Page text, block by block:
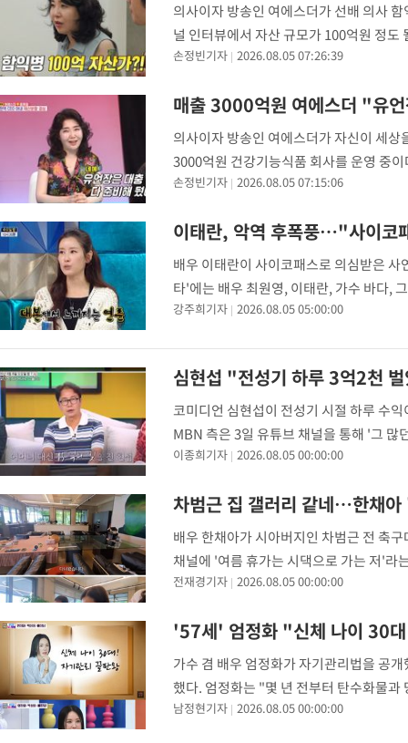
의사이자 방송인 여에스더가 선배 의사
널 인터뷰에서 자산 규모가 100억원 정
너는 내 운명'에서 남편 홍혜걸과 함께 함
손정빈기자 2026.08.05 07:26:39
매출 3000억원 여에스더 "유
의사이자 방송인 여에스더가 자신이 세
3000억원 건강기능식품 회사를 운영 중
명'에서 유언장과 재산 상속에 관한 얘기
손정빈기자 2026.08.05 07:15:06
이태란, 악역 후폭풍…"사이코
배우 이태란이 사이코패스로 의심받은
타'에는 배우 최원영, 이태란, 가수 바다,
며, 드라마 '스카이 캐슬'에서 부부로 호
강주희기자 2026.08.05 05:00:00
심현섭 "전성기 하루 3억2천
코미디언 심현섭이 전성기 시절 하루 수
MBN 측은 3일 유튜브 채널을 통해 '그
영상에서 심현섭은 "하루 벌이가 3억
이종희기자 2026.08.05 00:00:00
차범근 집 갤러리 같네…한채
배우 한채아가 시아버지인 차범근 전 축
채널에 '여름 휴가는 시댁으로 가는 저'라
작됐고 시댁으로 가려고 계획했는데 제
전재경기자 2026.08.05 00:00:00
'57세' 엄정화 "신체 나이 30
가수 겸 배우 엄정화가 자기관리법을 공
했다. 엄정화는 "몇 년 전부터 탄수화물과
무 좋아지더라"고 했다. 이어 "그래서 피
남정현기자 2026.08.05 00:00:00